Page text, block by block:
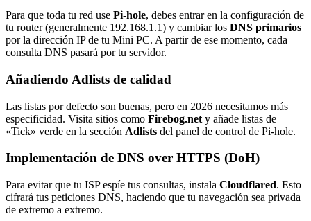
Para que toda tu red use Pi-hole, debes entrar en la configuración de
tu router (generalmente 192.168.1.1) y cambiar los DNS primarios
por la dirección IP de tu Mini PC. A partir de ese momento, cada
consulta DNS pasará por tu servidor.
Añadiendo Adlists de calidad
Las listas por defecto son buenas, pero en 2026 necesitamos más
especificidad. Visita sitios como Firebog.net y añade listas de
«Tick» verde en la sección Adlists del panel de control de Pi-hole.
Implementación de DNS over HTTPS (DoH)
Para evitar que tu ISP espíe tus consultas, instala Cloudflared. Esto
cifrará tus peticiones DNS, haciendo que tu navegación sea privada
de extremo a extremo.